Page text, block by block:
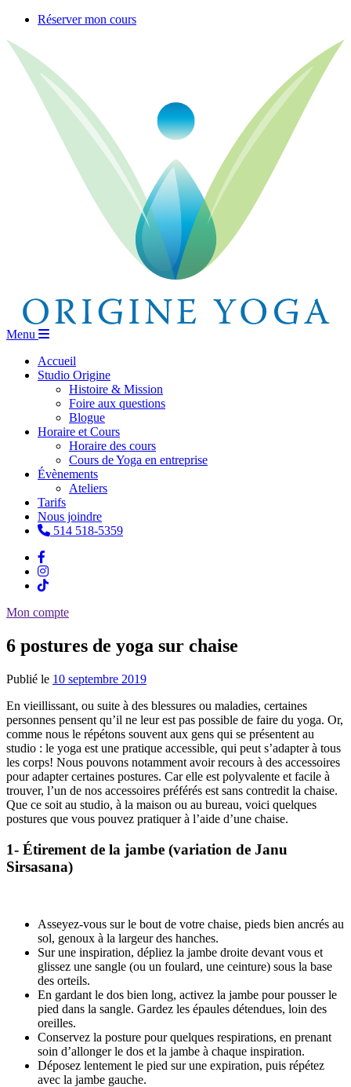
Skip
content
Réserver mon cours
Menu
Accueil
Studio Origine
Histoire & Mission
Foire aux questions
Blogue
Horaire et Cours
Horaire des cours
Cours de Yoga en entreprise
Évènements
Ateliers
Tarifs
Nous joindre
514 518-5359
Mon compte
6 postures de yoga sur chaise
Publié le 10 septembre 2019
En vieillissant, ou suite à des blessures ou maladies, certaines
personnes pensent qu’il ne leur est pas possible de faire du yoga. Or,
comme nous le répétons souvent aux gens qui se présentent au
studio : le yoga est une pratique accessible, qui peut s’adapter à tous
les corps! Nous pouvons notamment avoir recours à des accessoires
pour adapter certaines postures. Car elle est polyvalente et facile à
trouver, l’un de nos accessoires préférés est sans contredit la chaise.
Que ce soit au studio, à la maison ou au bureau, voici quelques
postures que vous pouvez pratiquer à l’aide d’une chaise.
1- Étirement de la jambe (variation de Janu
Sirsasana)
Asseyez-vous sur le bout de votre chaise, pieds bien ancrés au
sol, genoux à la largeur des hanches.
Sur une inspiration, dépliez la jambe droite devant vous et
glissez une sangle (ou un foulard, une ceinture) sous la base
des orteils.
En gardant le dos bien long, activez la jambe pour pousser le
pied dans la sangle. Gardez les épaules détendues, loin des
oreilles.
Conservez la posture pour quelques respirations, en prenant
soin d’allonger le dos et la jambe à chaque inspiration.
Déposez lentement le pied sur une expiration, puis répétez
avec la jambe gauche.